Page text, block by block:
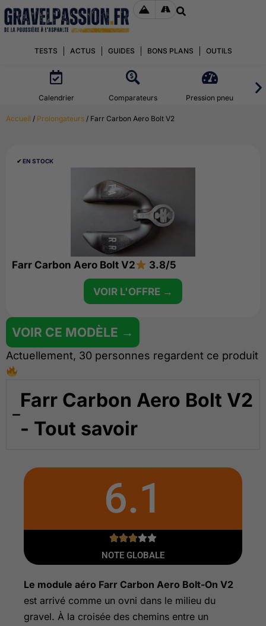
TESTS ACTUS GUIDES BONS PLANS OUTILS
Calendrier Comparateurs Pression pneu
Accueil / Prolongateurs / Farr Carbon Aero Bolt V2
VOIR CE MODÈLE →
Actuellement, 30 personnes regardent ce produit
Farr Carbon Aero Bolt V2
- Tout savoir
6.1

NOTE GLOBALE
Le module aéro Farr Carbon Aero Bolt-On V2
est arrivé comme un ovni dans le milieu du
gravel. À la croisée des chemins entre un
✔︎ EN STOCK
Farr Carbon Aero Bolt V2 3.8/5
VOIR L'OFFRE →